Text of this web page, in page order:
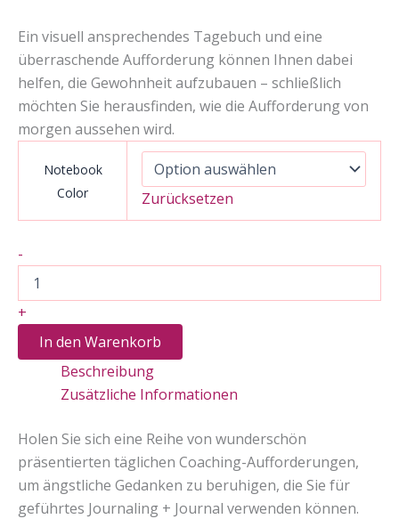
Ein visuell ansprechendes Tagebuch und eine
überraschende Aufforderung können Ihnen dabei
helfen, die Gewohnheit aufzubauen – schließlich
möchten Sie herausfinden, wie die Aufforderung von
morgen aussehen wird.
Notebook
Color
Zurücksetzen
-
Monate
beruhigendes
Coaching,
um
ängstliche
Gedanken
reduzieren
+
In den Warenkorb
Beschreibung
Zusätzliche Informationen
Holen Sie sich eine Reihe von wunderschön
präsentierten täglichen Coaching-Aufforderungen,
um ängstliche Gedanken zu beruhigen, die Sie für
geführtes Journaling + Journal verwenden können.